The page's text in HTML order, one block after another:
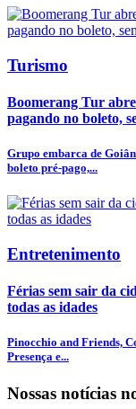
Turismo
Boomerang Tur
pagando no boleto,
Grupo embarca de
boleto pré-pago,...
Entretenimento
Férias sem sair da
todas as idades
Pinocchio and Friends,
Presença e...
Nossas notícias